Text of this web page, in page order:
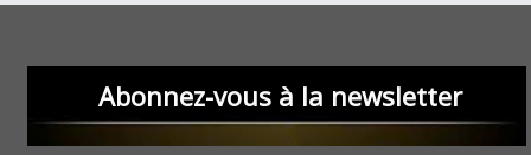
Abonnez-vous à la newsletter